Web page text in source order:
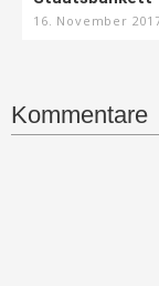
16. November
Kommentare